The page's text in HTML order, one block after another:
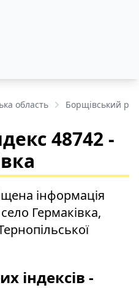
область Борщівський
48742 -
інформація
Гермаківка,
індексів -